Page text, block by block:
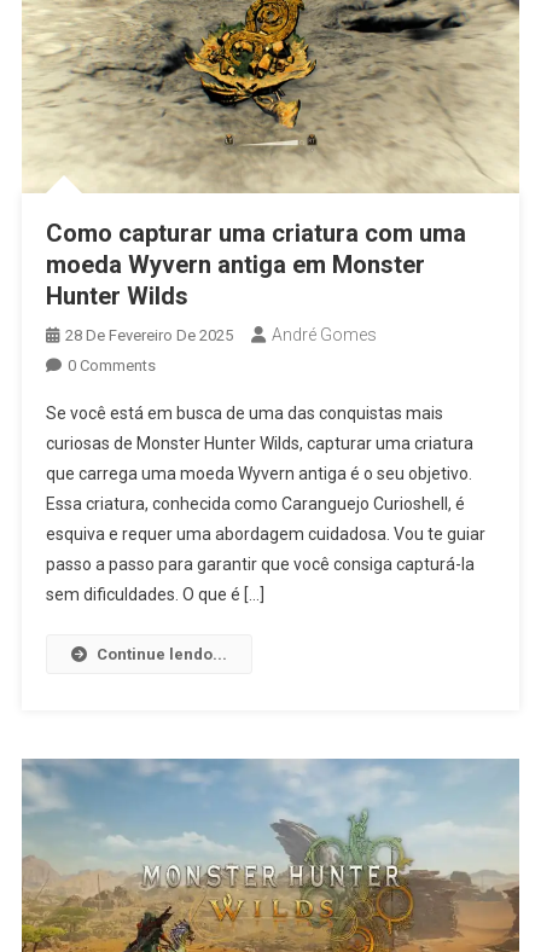
Como capturar uma criatura com uma
moeda Wyvern antiga em Monster
Hunter Wilds
28 De Fevereiro De 2025 André Gomes
0 Comments
Se você está em busca de uma das conquistas mais
curiosas de Monster Hunter Wilds, capturar uma criatura
que carrega uma moeda Wyvern antiga é o seu objetivo.
Essa criatura, conhecida como Caranguejo Curioshell, é
esquiva e requer uma abordagem cuidadosa. Vou te guiar
passo a passo para garantir que você consiga capturá-la
sem dificuldades. O que é […]
Continue lendo...